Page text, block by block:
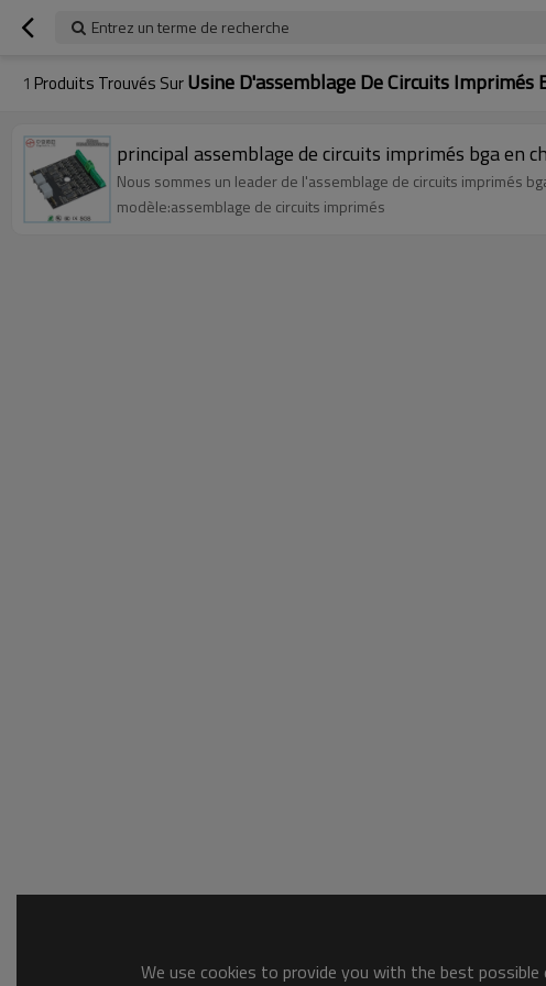
Entrez un terme de recherche
1 Produits Trouvés SurUsine D'assemblage De Circuits Imprimés
principal assemblage de circuits imprimés bga en
Nous sommes un leader de l'assemblage de circuits imprimés
modèle:assemblage de circuits imprimés
We use cookies to provide you with the best